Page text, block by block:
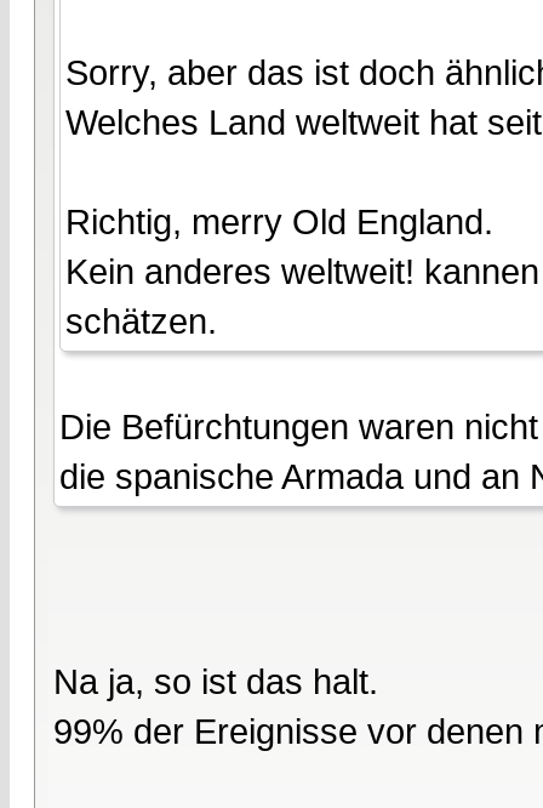
Sorry, aber das ist doch
Welches Land weltweit hat
Richtig, merry Old England.
Kein anderes weltweit!
schätzen.
Die Befürchtungen waren
die spanische Armada und an
Na ja, so ist das halt.
99% der Ereignisse vor denen